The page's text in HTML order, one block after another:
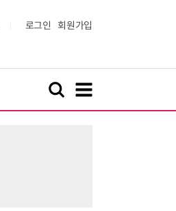
로그인 회원가입